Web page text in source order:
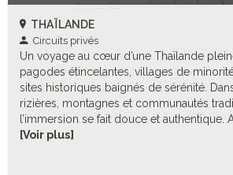
THAÏLANDE
Circuits privés
Un voyage au cœur d’une Thaïlande
pagodes étincelantes, villages de
sites historiques baignés de sérénité.
rizières, montagnes et communautés
l’immersion se fait douce et authentique.
plongée dans l’histoire du royaume et
[Voir plus]